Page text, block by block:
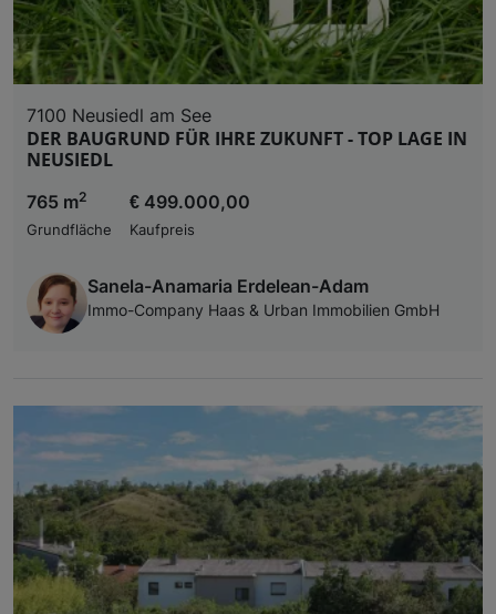
7100 Neusiedl am See
DER BAUGRUND FÜR IHRE ZUKUNFT - TOP LAGE IN
NEUSIEDL
765 m2
Grundfläche
€ 499.000,00
Kaufpreis
Sanela-Anamaria Erdelean-Adam
Immo-Company Haas & Urban Immobilien GmbH